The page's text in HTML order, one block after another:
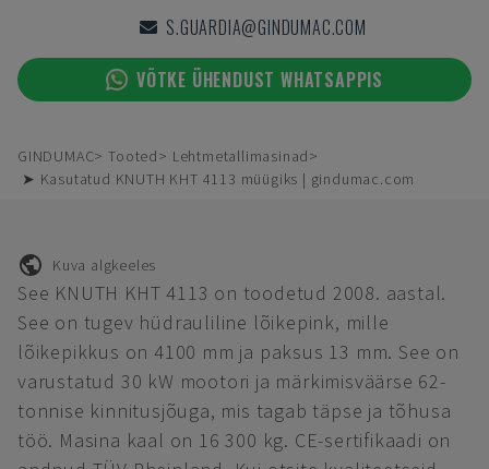
S.GUARDIA@GINDUMAC.COM
VÕTKE ÜHENDUST WHATSAPPIS
GINDUMAC Tooted
Lehtmetallimasinad
➤ Kasutatud KNUTH KHT 4113 müügiks | gindumac.com
Kuva algkeeles
See KNUTH KHT 4113 on toodetud 2008. aastal.
See on tugev hüdrauliline lõikepink, mille
lõikepikkus on 4100 mm ja paksus 13 mm. See on
varustatud 30 kW mootori ja märkimisväärse 62-
tonnise kinnitusjõuga, mis tagab täpse ja tõhusa
töö. Masina kaal on 16 300 kg. CE-sertifikaadi on